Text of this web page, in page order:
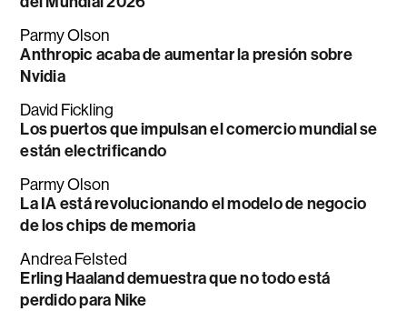
Parmy Olson
Anthropic acaba de aumentar la presión sobre
Nvidia
David Fickling
Los puertos que impulsan el comercio mundial se
están electrificando
Parmy Olson
La IA está revolucionando el modelo de negocio
de los chips de memoria
Andrea Felsted
Erling Haaland demuestra que no todo está
perdido para Nike